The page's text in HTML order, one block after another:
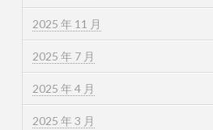
2025 年 11 月
2025 年 7 月
2025 年 4 月
2025 年 3 月